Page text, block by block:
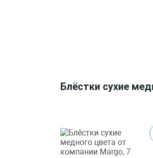
Блёстки сухие